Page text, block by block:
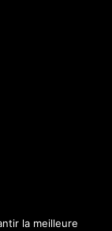
la meilleure